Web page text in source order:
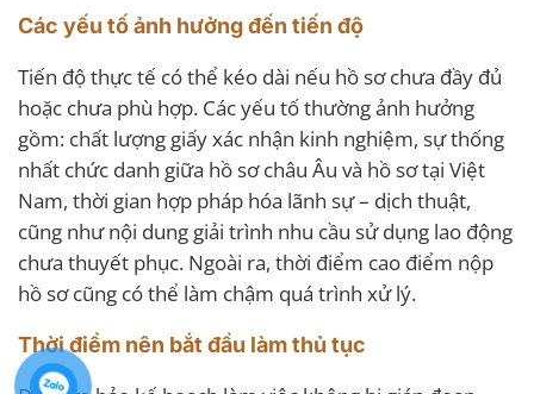
Các yếu tố ảnh hưởng đến tiến độ
Tiến độ thực tế có thể kéo dài nếu hồ sơ chưa đầy đủ
hoặc chưa phù hợp. Các yếu tố thường ảnh hưởng
gồm: chất lượng giấy xác nhận kinh nghiệm, sự thống
nhất chức danh giữa hồ sơ châu Âu và hồ sơ tại Việt
Nam, thời gian hợp pháp hóa lãnh sự – dịch thuật,
cũng như nội dung giải trình nhu cầu sử dụng lao động
chưa thuyết phục. Ngoài ra, thời điểm cao điểm nộp
hồ sơ cũng có thể làm chậm quá trình xử lý.
Thời điểm nên bắt đầu làm thủ tục